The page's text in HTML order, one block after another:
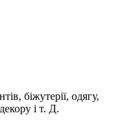
біжутерії, одягу,
і т. Д.